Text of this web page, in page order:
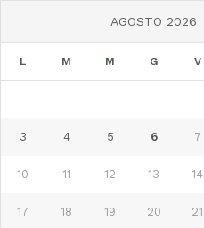
AGOSTO 2026
L M M G V
3 4 5 6 7
10 11 12 13 14
17 18 19 20 21